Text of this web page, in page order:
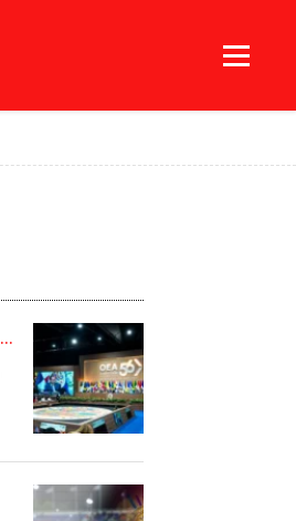
ORGANIZACIÓN DE ESTADOS AMERICANOS (OEA)